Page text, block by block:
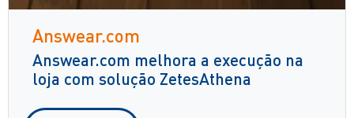
Answear.com
Answear.com melhora a execução na
loja com solução ZetesAthena